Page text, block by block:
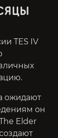
TES IV
ожидают
он
Elder